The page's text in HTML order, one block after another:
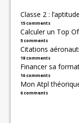
Classe 2 :
15 comments
Calculer un Top
5 comments
Citations
18 comments
Financer sa
16 comments
Mon Atpl
6 comments